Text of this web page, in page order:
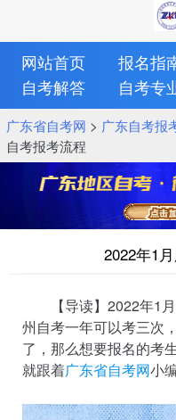
网站首页 报名指
自考解答
自考专
广东省自考网 > 广东自考报
自考报考流程
2022年1
【导读】2022年1月
州自考一年可以考三次
了，那么想要报名的考
就跟着广东省自考网小